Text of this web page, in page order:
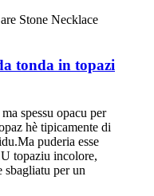
tonda in topazi
spessu opacu per
hè tipicamente di
puderia esse
topaziu incolore,
sbagliatu per un